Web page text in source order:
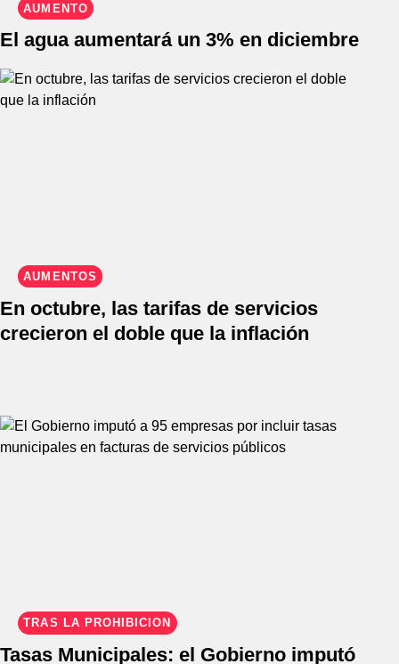
AUMENTO
El agua aumentará un 3% en diciembre
AUMENTOS
En octubre, las tarifas de servicios
crecieron el doble que la inflación
TRAS LA PROHIBICIÓN
Tasas Municipales: el Gobierno imputó